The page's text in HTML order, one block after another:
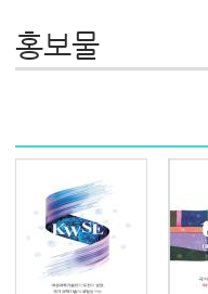
홍보물